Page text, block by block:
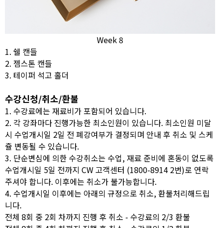
Week 8
1. 쉘 캔들
2. 젬스톤 캔들
3. 테이퍼 석고 홀더
수강신청/취소/환불
1. 수강료에는 재료비가 포함되어 있습니다.
2. 각 강좌마다 진행가능한 최소인원이 있습니다. 최소인원 미달
시 수업개시일 2일 전 폐강여부가 결정되며 안내 후 취소 및 스케
쥴 변동될 수 있습니다.
3. 단순변심에 의한 수강취소는 수업, 재료 준비에 혼동이 없도록
수업개시일 5일 전까지 CW 고객센터 (1800-8914 2번)로 연락
주셔야 합니다. 이후에는 취소가 불가능합니다.
4. 수업개시일 이후에는 아래의 규정으로 취소, 환불처리해드립
니다.
전체 8회 중 2회 차까지 진행 후 취소 - 수강료의 2/3 환불